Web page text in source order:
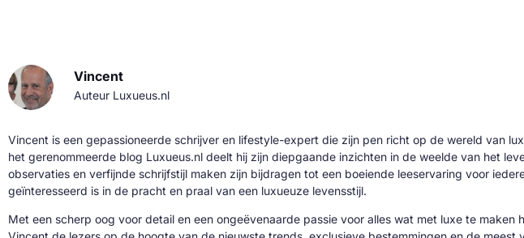
Vincent
Auteur Luxueus.nl
Vincent is een gepassioneerde schrijver en lifestyle-expert die zijn pen richt op de wereld van
het gerenommeerde blog Luxueus.nl deelt hij zijn diepgaande inzichten in de weelde van het
observaties en verfijnde schrijfstijl maken zijn bijdragen tot een boeiende leeservaring voor
geïnteresseerd is in de pracht en praal van een luxueuze levensstijl.
Met een scherp oog voor detail en een ongeëvenaarde passie voor alles wat met luxe te maken